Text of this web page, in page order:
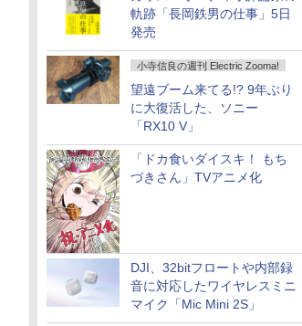
軌跡「長岡鉄男の仕事」5日
発売
小寺信良の週刊 Electric Zooma!
望遠ブーム来てる!? 9年ぶり
に大復活した、ソニー
「RX10 V」
「ドカ食いダイスキ！ もち
づきさん」TVアニメ化
DJI、32bitフロートや内部録
音に対応したワイヤレスミニ
マイク「Mic Mini 2S」